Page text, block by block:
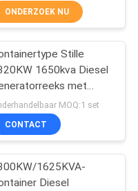
100
ONDERZOEK NU
Stille
1650kva Diesel
met
de Alternator
van
MOQ:1 set
CONTACT
1625KVA-
Diesel